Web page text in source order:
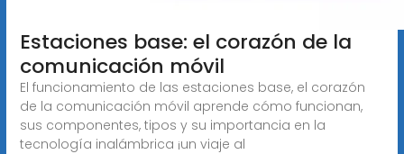
Estaciones base: el corazón de la
comunicación móvil
El funcionamiento de las estaciones base, el corazón
de la comunicación móvil aprende cómo funcionan,
sus componentes, tipos y su importancia en la
tecnología inalámbrica ¡un viaje al